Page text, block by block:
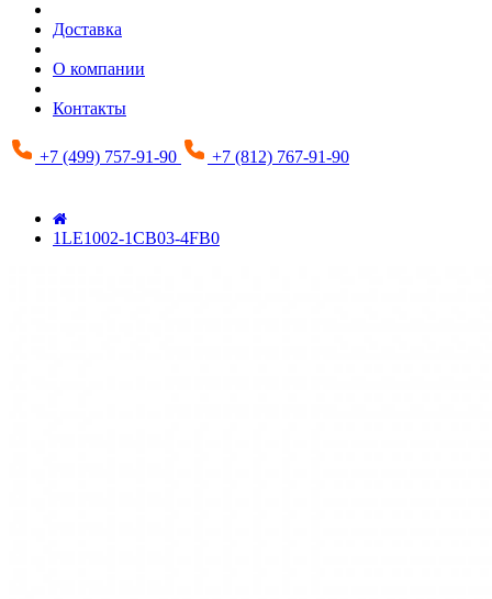
Доставка
О компании
Контакты
+7 (499) 757-91-90 +7 (812) 767-91-90
1LE1002-1CB03-4FB0